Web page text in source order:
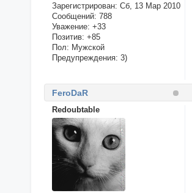
Зарегистрирован: Сб, 13 Мар 2010
Сообщений: 788
Уважение: +33
Позитив: +85
Пол: Мужской
Предупреждения: 3)
FeroDaR
Redoubtable